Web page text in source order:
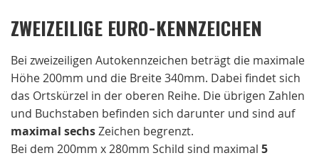
ZWEIZEILIGE EURO-KENNZEICHEN
Bei zweizeiligen Autokennzeichen beträgt die maximale
Höhe 200mm und die Breite 340mm. Dabei findet sich
das Ortskürzel in der oberen Reihe. Die übrigen Zahlen
und Buchstaben befinden sich darunter und sind auf
maximal sechsZeichen begrenzt.
Bei dem 200mm x 280mm Schild sind maximal 5